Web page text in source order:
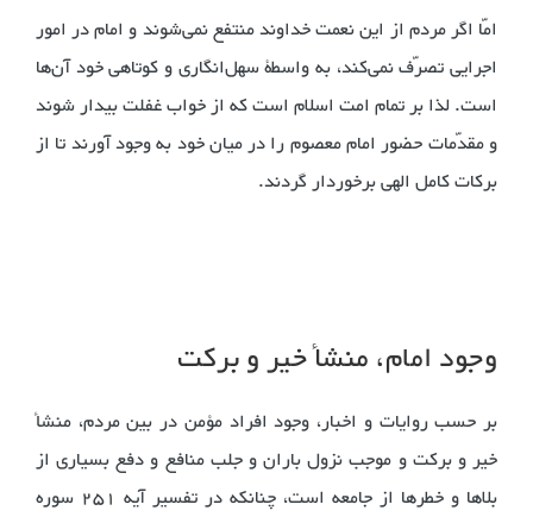
امّا اگر مردم از این نعمت خداوند منتفع نمی‌شوند و امام در امور
اجرایی تصرّف نمی‌کند، به واسطۀ سهل‌انگاری و کوتاهی خود آن‌ها
است. لذا بر تمام امت اسلام است که از خواب غفلت بیدار شوند
و مقدّمات حضور امام معصوم را در میان خود به وجود آورند تا از
برکات کامل الهی برخوردار گردند.
وجود امام، منشأ خیر و برکت
بر حسب روایات و اخبار، وجود افراد مؤمن در بین مردم، منشأ
خیر و برکت و موجب نزول باران و جلب منافع و دفع بسیاری از
بلاها و خطرها از جامعه است، چنانکه در تفسیر آیه ‌٢5١‌ سوره